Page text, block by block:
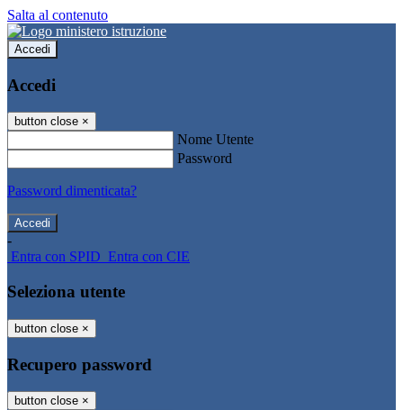
Salta al contenuto
Accedi
Accedi
button close ×
Nome Utente
Password
Password dimenticata?
-
Entra con SPID Entra con CIE
Seleziona utente
button close ×
Recupero password
button close ×